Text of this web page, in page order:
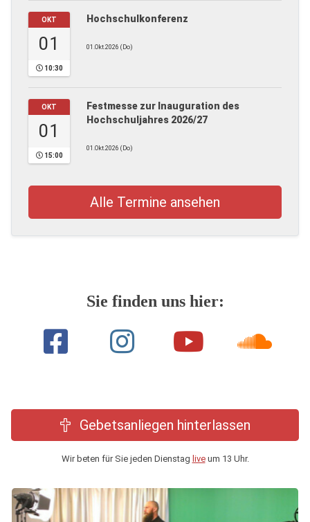
OKT
01
10:30
Hochschulkonferenz
01.Okt.2026 (Do)
OKT
01
15:00
Festmesse zur Inauguration des
Hochschuljahres 2026/27
01.Okt.2026 (Do)
Alle Termine ansehen
Sie finden uns hier:
Gebetsanliegen hinterlassen
Wir beten für Sie jeden Dienstag liveum 13 Uhr.